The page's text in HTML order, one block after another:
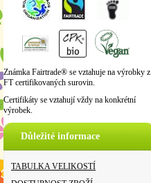
Známka Fairtrade® se vztahuje na výrobky z
FT certifikovaných surovin.
Certifikáty se vztahují vždy na konkrétní
výrobek.
Důležité informace
TABULKA VELIKOSTÍ